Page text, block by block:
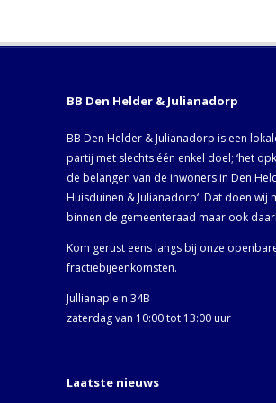
BB Den Helder & Julianadorp
BB Den Helder & Julianadorp is een
partij met slechts één enkel doel; ‘het
de belangen van de inwoners in Den
Huisduinen & Julianadorp‘. Dat doen wij
binnen de gemeenteraad maar ook
Kom gerust eens langs bij onze
fractiebijeenkomsten.
Jullianaplein 34B
zaterdag van 10:00 tot 13:00 uur
Laatste nieuws